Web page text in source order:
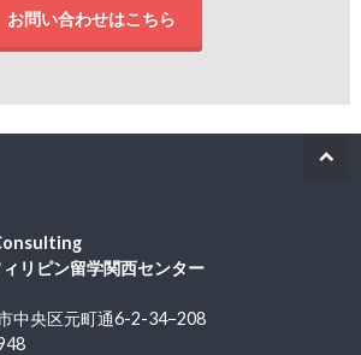
お問い合わせはこちら
リピン留学関西センター
中央区元町通6-2-34−208